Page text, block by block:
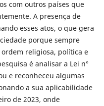
com outros países que
A presença de
esses atos, o que gera
porque sempre
religiosa, política e
é analisar a Lei n°
e reconheceu algumas
a sua aplicabilidade
de 2023, onde